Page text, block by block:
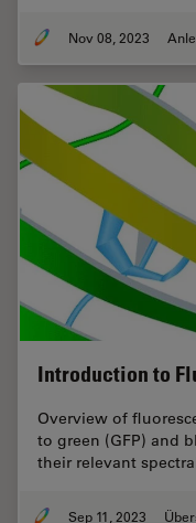
Nov 08, 2023
Introduction to
Overview of
to green (GFP) and
their relevant
Sep 11, 2023